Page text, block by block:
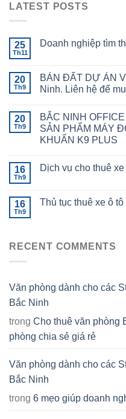
LATEST POSTS
25
Th11
Doanh nghiệp tìm
20
Th9
BÁN ĐẤT DỰ ÁN
Ninh. Liên hệ để
20
Th9
BẮC NINH
SẢN PHẨM MÁY
KHUẨN K9 PLUS
16
Th9
Dịch vụ cho thuê
16
Th9
Thủ tục thuê xe ô
RECENT COMMENTS
Văn phòng dành cho các
Bắc Ninh
trong Cho thuê văn phòng
phòng chia sẻ giá rẻ
Văn phòng dành cho các
Bắc Ninh
trong 6 mẹo giúp doanh